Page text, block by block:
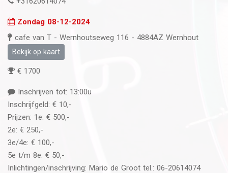
Zondag 08-12-2024
cafe van T - Wernhoutseweg 116 - 4884AZ Wernhout
Bekijk op kaart
€ 1700
Inschrijven tot: 13:00u
Inschrijfgeld: € 10,-
Prijzen: 1e: € 500,-
2e: € 250,-
3e/4e: € 100,-
5e t/m 8e: € 50,-
Inlichtingen/inschrijving: Mario de Groot tel.: 06-20614074